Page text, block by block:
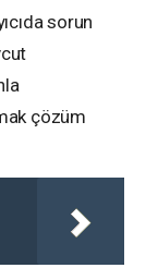
sorun
çözüm